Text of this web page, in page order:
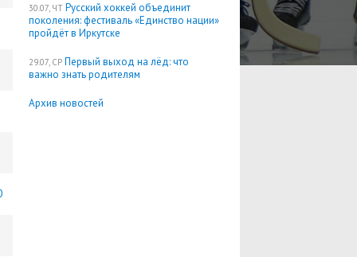
30.07, ЧТ Русский хоккей объединит
поколения: фестиваль «Единство нации»
пройдёт в Иркутске
29.07, СР Первый выход на лёд: что
важно знать родителям
Архив новостей